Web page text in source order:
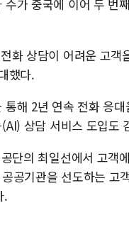
가 중국에 이어 두 번
화 상담이 어려운 고
했다.
해 2년 연속 전화 응
상담 서비스 도입도
단의 최일선에서 고객
공기관을 선도하는 고
.